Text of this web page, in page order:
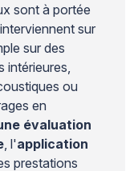
sont à portée
sur
sur des
ou
en
évaluation
, l'application
prestations